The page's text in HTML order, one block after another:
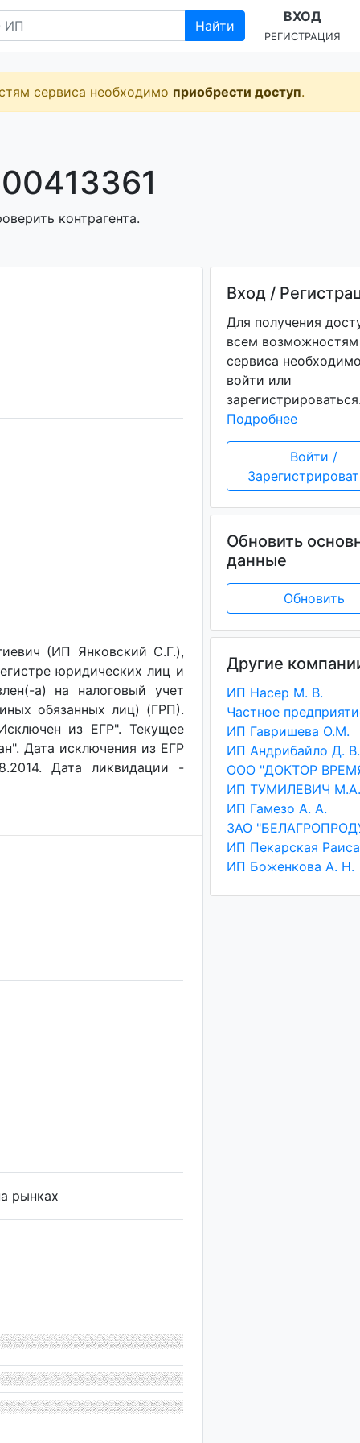
Найти
ВХОД
РЕГИСТРАЦИЯ
сервиса необходимо приобрести доступ.
контрагента.
(ИП Янковский С.Г.),
юридических лиц и
a) на налоговый учет
обязанных лиц) (ГРП).
из ЕГР". Текущее
Дата исключения из ЕГР
Дата ликвидации -
рынках
Вход /
Для получения
всем возможностям
сервиса
войти или
Подробнее
Войти /
Обновить
данные
Обновить
Другие
ИП Насер М. В.
ИП Гавришева О.М.
ИП Андрибайло Д. В.
ООО "ДОКТОР
ИП ТУМИЛЕВИЧ М.А.
ИП Гамезо А. А.
ЗАО
ИП Боженкова А. Н.